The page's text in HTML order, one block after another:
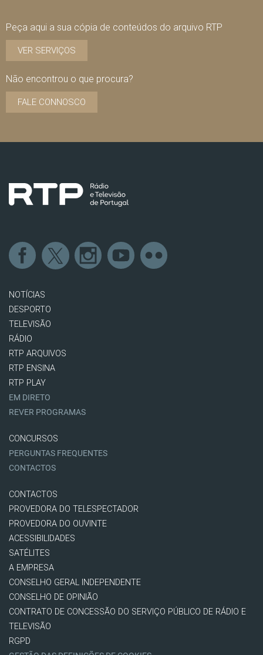
Peça aqui a sua cópia de conteúdos do arquivo RTP
VER SERVIÇOS
Não encontrou o que procura?
FALE CONNOSCO
NOTÍCIAS
DESPORTO
TELEVISÃO
RÁDIO
RTP ARQUIVOS
RTP ENSINA
RTP PLAY
EM DIRETO
REVER PROGRAMAS
CONCURSOS
PERGUNTAS FREQUENTES
CONTACTOS
CONTACTOS
PROVEDORA DO TELESPECTADOR
PROVEDORA DO OUVINTE
ACESSIBILIDADES
SATÉLITES
A EMPRESA
CONSELHO GERAL INDEPENDENTE
CONSELHO DE OPINIÃO
CONTRATO DE CONCESSÃO DO SERVIÇO PÚBLICO DE RÁDIO E
TELEVISÃO
RGPD